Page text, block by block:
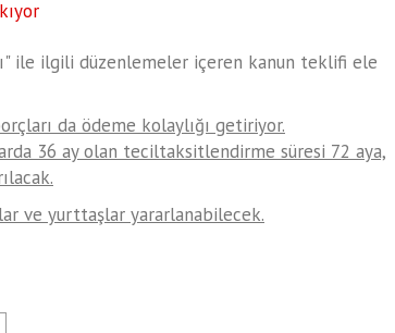
ile ilgili düzenlemeler içeren kanun teklifi ele
da ödeme kolaylığı getiriyor.
36 ay olan teciltaksitlendirme süresi 72 aya,
ve yurttaşlar yararlanabilecek.